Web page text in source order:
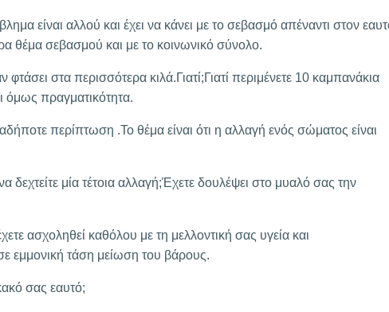
είναι αλλού και έχει να κάνει με το σεβασμό απέναντι στον
θέμα σεβασμού και με το κοινωνικό σύνολο.
στα περισσότερα κιλά.Γιατί;Γιατί περιμένετε 10 καμπανάκια
όμως πραγματικότητα.
περίπτωση .Το θέμα είναι ότι η αλλαγή ενός σώματος είναι
δεχτείτε μία τέτοια αλλαγή;Έχετε δουλέψει στο μυαλό σας την
ασχοληθεί καθόλου με τη μελλοντική σας υγεία και
εμμονική τάση μείωση του βάρους.
κακό σας εαυτό;